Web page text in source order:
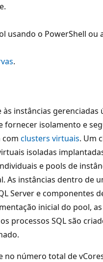
usando o PowerShell ou
.
instâncias gerenciadas
fornecer isolamento e
com clusters virtuais. Um
isoladas
e pools de
As instâncias dentro de
Server e componentes
inicial do pool,
processos SQL são
no número total de